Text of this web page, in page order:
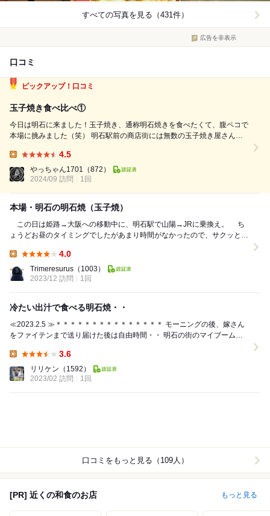
すべての写真を見る（431件）
広告を非表示
口コミ
ピックアップ！口コミ
玉子焼き食べ比べ①
今日は明石に来ました！玉子焼き、通称明石焼きを食べたくて、腹ペコで
本場に挑みました（笑） 明石駅前の商店街には無数の玉子焼き屋さんが
なものに目移りしてしまいます。 今回は、事前調べなしに店の雰囲気だ
けでこちらのお店に飛び込みました...
4.5
やっちゃん1701 （872）
2024/09 訪問
1回
本場・明石の明石焼（玉子焼）
この日は姫路→大阪への移動中に、明石駅で山陽→JRに乗換え。 ち
ょうどお昼のタイミングでしたがあまり時間がなかったので、サクッと明
4.0
Trimeresurus （1003）
2023/12 訪問
1回
冷たい出汁で食べる明石焼・・
≪2023.2.5 ≫＊＊＊＊＊＊＊＊＊＊＊＊＊＊＊ モーニングの後、嫁さん
をファイテンまで送り届けた後は自由時間・・ 明石の街のマイブーム、
3.6
リリケン （1592）
2023/02 訪問
1回
口コミをもっと見る（109人）
[PR] 近くの和食のお店 もっと見る